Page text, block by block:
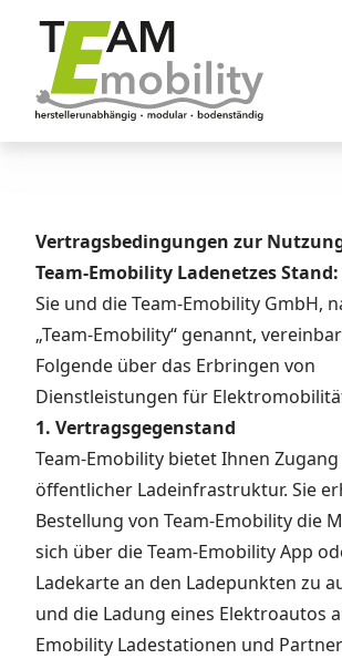
Vertragsbedingungen zur
Team-Emobility Ladenetzes Stand:
Sie und die Team-Emobility GmbH,
„Team-Emobility“ genannt,
Folgende über das Erbringen von
Dienstleistungen für
1. Vertragsgegenstand
Team-Emobility bietet Ihnen Zugang
öffentlicher Ladeinfrastruktur. Sie
Bestellung von Team-Emobility die
sich über die Team-Emobility App
Ladekarte an den Ladepunkten zu
und die Ladung eines Elektroautos
Emobility Ladestationen und